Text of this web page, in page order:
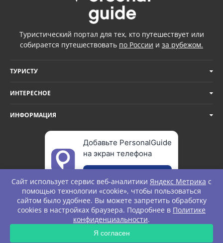
Туристический портал для тех, кто путешествует или
собирается путешествовать по России и за рубежом.
ТУРИСТУ
ИНТЕРЕСНОЕ
ИНФОРМАЦИЯ
Добавьте PersonalGuide
на экран телефона
© Personal Guide. All rights Reserved.
Сайт использует сервис веб-аналитики Яндекс Метрика с
помощью технологии «cookie», чтобы пользоваться
сайтом было удобнее. Вы можете запретить обработку
cookies в настройках браузера. Подробнее в Политике
конфиденциальности.
Я согласен